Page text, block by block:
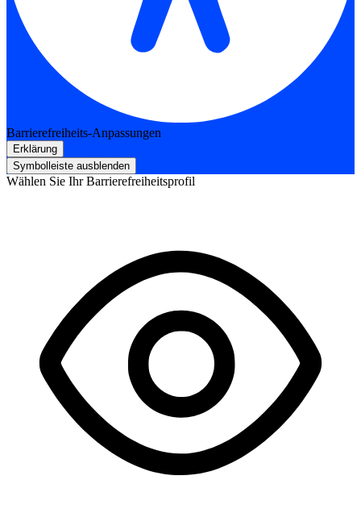
Barrierefreiheits-Anpassungen
Erklärung
Symbolleiste ausblenden
Wählen Sie Ihr Barrierefreiheitsprofil